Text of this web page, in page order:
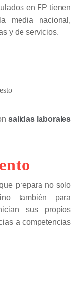
en FP tienen
media nacional,
y de servicios.
salidas laborales
prepara no solo
también para
sus propios
a competencias